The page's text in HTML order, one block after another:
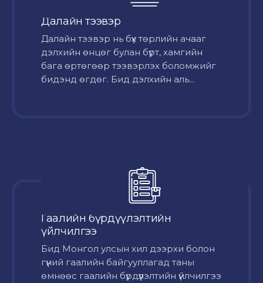
Далайн тээвэр
Далайн тээвэр нь бүх төрлийн ачааг
дэлхийн өнцөг булан бүрт, хамгийн
бага өртөгөөр тээвэрлэх боломжийг
бидэнд өгдөг. Бид дэлхийн аль...
Гаалийн бүрдүүлэлтийн
үйлчилгээ
Бид Монгол улсын хил дээрхи болон
гүний гаалийн байгууллагад таны
өмнөөс гаалийн бүрдүүлэлтийн үйлчилгээ